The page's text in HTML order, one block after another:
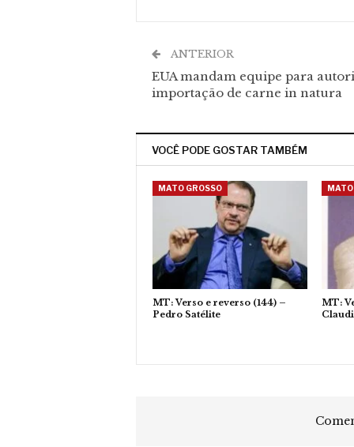
ANTERIOR
EUA mandam equipe para
importação de carne in natura
VOCÊ PODE GOSTAR TAMBÉM
MATO GROSSO
MT: Verso e reverso (144) –
Pedro Satélite
MATO
MT: